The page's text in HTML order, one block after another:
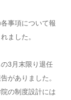
事項について報
ました。
3月末限り退任
がありました。
の制度設計には